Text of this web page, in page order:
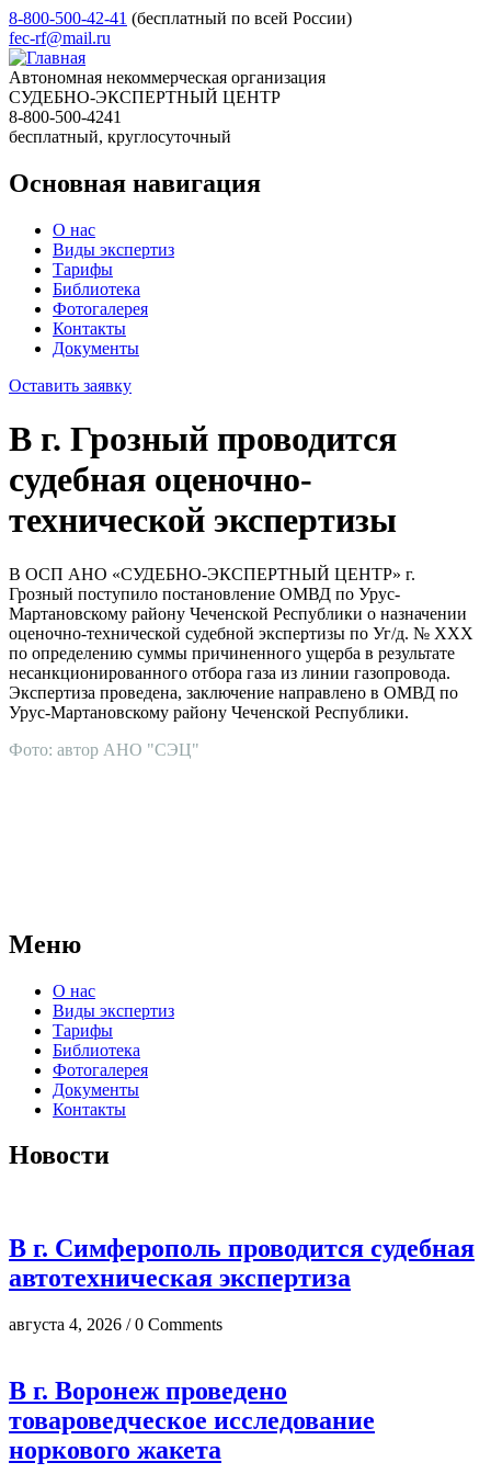
8-800-500-42-41 (бесплатный по всей России)
fec-rf@mail.ru
Автономная некоммерческая организация
СУДЕБНО-ЭКСПЕРТНЫЙ ЦЕНТР
8-800-500-4241
бесплатный, круглосуточный
Основная навигация
О нас
Виды экспертиз
Тарифы
Библиотека
Фотогалерея
Контакты
Документы
Оставить заявку
В г. Грозный проводится
судебная оценочно-
технической экспертизы
В ОСП АНО «СУДЕБНО-ЭКСПЕРТНЫЙ ЦЕНТР» г.
Грозный поступило постановление ОМВД по Урус-
Мартановскому району Чеченской Республики о назначении
оценочно-технической судебной экспертизы по Уг/д. № ХХХ
по определению суммы причиненного ущерба в результате
несанкционированного отбора газа из линии газопровода.
Экспертиза проведена, заключение направлено в ОМВД по
Урус-Мартановскому району Чеченской Республики.
Фото: автор АНО "СЭЦ"
Меню
О нас
Виды экспертиз
Тарифы
Библиотека
Фотогалерея
Документы
Контакты
Новости
В г. Симферополь проводится судебная
автотехническая экспертиза
августа 4, 2026 / 0 Comments
В г. Воронеж проведено
товароведческое исследование
норкового жакета